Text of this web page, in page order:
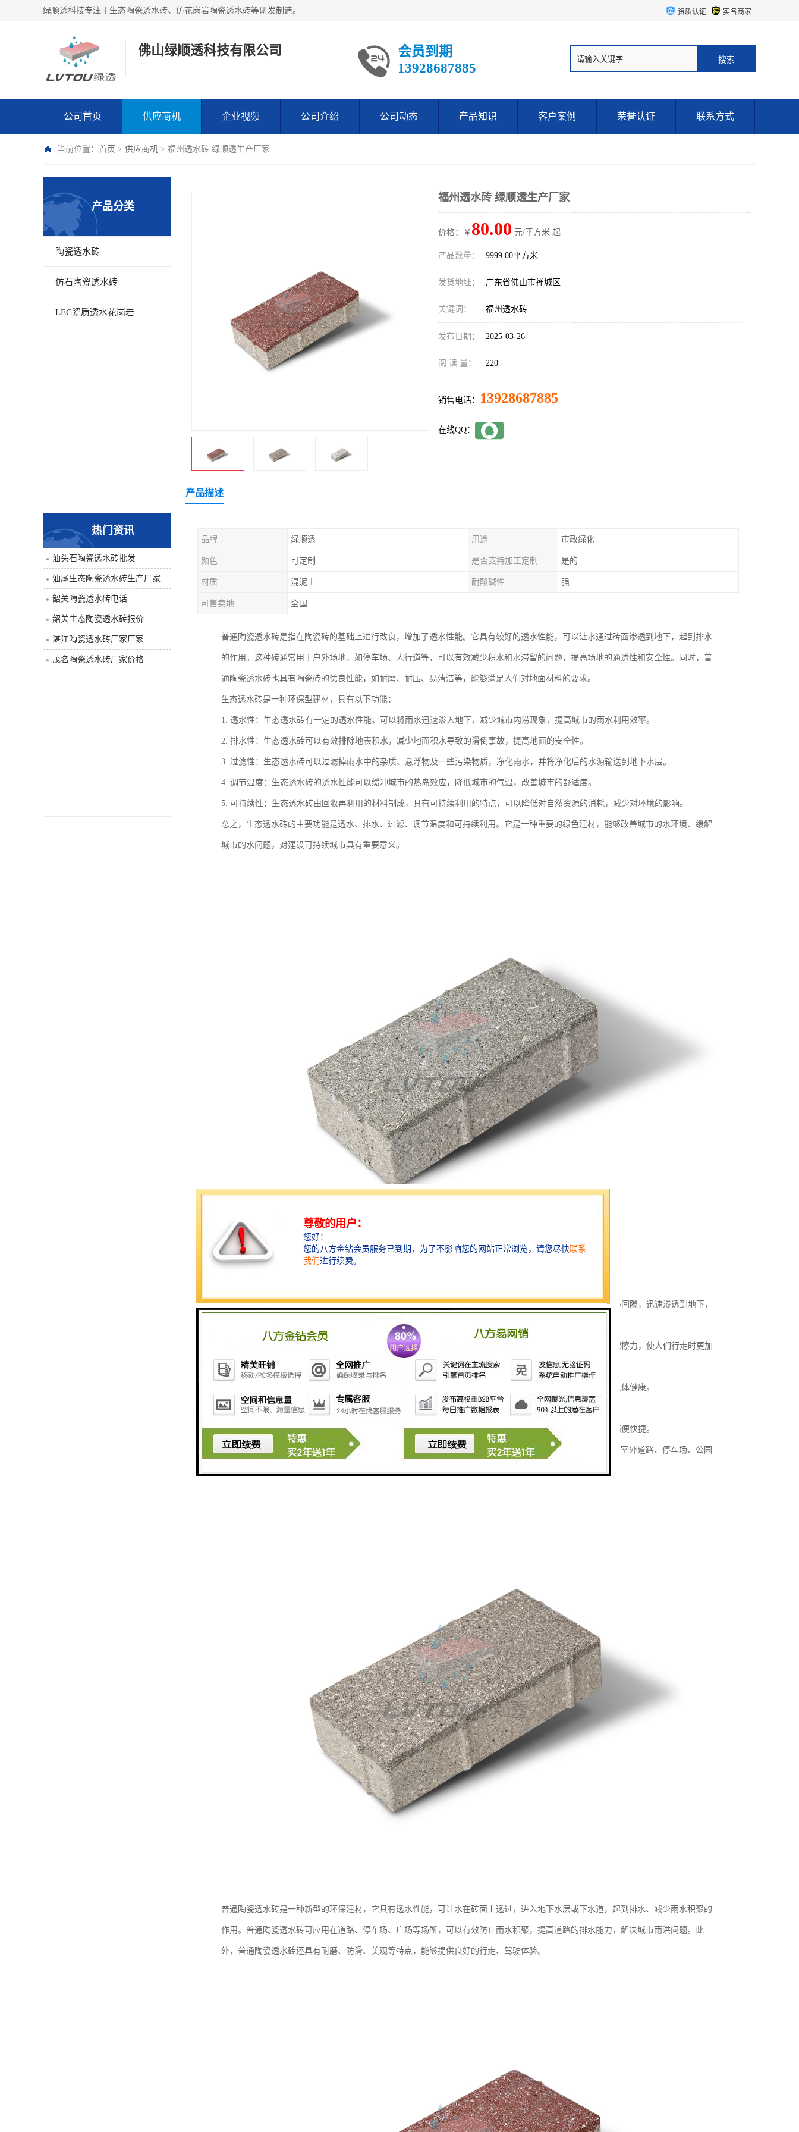
绿顺透科技专注于生态陶瓷透水砖、仿花岗岩陶瓷透水砖等研发制造。 资质认证 实名商家
佛山绿顺透科技有限公司
会员到期
13928687885
公司首页 供应商机 企业视频 公司介绍 公司动态 产品知识 客户案例 荣誉认证 联系方式
当前位置： 首页 > 供应商机 > 福州透水砖 绿顺透生产厂家
产品分类
陶瓷透水砖
仿石陶瓷透水砖
LEC瓷质透水花岗岩
热门资讯
汕头石陶瓷透水砖批发
汕尾生态陶瓷透水砖生产厂家
韶关陶瓷透水砖电话
韶关生态陶瓷透水砖报价
湛江陶瓷透水砖厂家厂家
茂名陶瓷透水砖厂家价格
福州透水砖 绿顺透生产厂家
价格：￥ 80.00 元/平方米 起
产品数量： 9999.00平方米
发货地址： 广东省佛山市禅城区
关键词： 福州透水砖
发布日期： 2025-03-26
阅 读 量： 220
销售电话： 13928687885
在线QQ：
产品描述
品牌 绿顺透 用途 市政绿化
颜色 可定制 是否支持加工定制 是的
材质 混泥土 耐酸碱性 强
可售卖地 全国
普通陶瓷透水砖是指在陶瓷砖的基础上进行改良，增加了透水性能。它具有较好的透水性能，可以让水通过砖面渗透到地下，起到排水
的作用。这种砖通常用于户外场地，如停车场、人行道等，可以有效减少积水和水滞留的问题，提高场地的通透性和安全性。同时，普
通陶瓷透水砖也具有陶瓷砖的优良性能，如耐磨、耐压、易清洁等，能够满足人们对地面材料的要求。
生态透水砖是一种环保型建材，具有以下功能：
1. 透水性：生态透水砖有一定的透水性能，可以将雨水迅速渗入地下，减少城市内涝现象，提高城市的雨水利用效率。
2. 排水性：生态透水砖可以有效排除地表积水，减少地面积水导致的滑倒事故，提高地面的安全性。
3. 过滤性：生态透水砖可以过滤掉雨水中的杂质、悬浮物及一些污染物质，净化雨水，并将净化后的水源输送到地下水层。
4. 调节温度：生态透水砖的透水性能可以缓冲城市的热岛效应，降低城市的气温，改善城市的舒适度。
5. 可持续性：生态透水砖由回收再利用的材料制成，具有可持续利用的特点，可以降低对自然资源的消耗，减少对环境的影响。
总之，生态透水砖的主要功能是透水、排水、过滤、调节温度和可持续利用。它是一种重要的绿色建材，能够改善城市的水环境、缓解
城市的水问题，对建设可持续城市具有重要意义。
1. 透水性能：普通陶瓷透水砖经过特殊的设计和加工，具有良好的透水性能。它可以让水通过砖体内部的微小间隙，迅速渗透到地下，
2. 防滑功能：普通陶瓷透水砖在表面纹理的设计上，通常采用凹凸的形式，增加了接触面积，提高了地面的摩擦力，使人们行走时更加
稳定，减少滑倒的危险。
3. 环康：普通陶瓷透水砖一般采用陶瓷材料制成，不含有有害的化学物质，无。使用这种砖材铺设地面，对人体健康。
4. 耐磨性好：普通陶瓷透水砖经过高温烧制，具有较强的硬度和耐磨性，能够长时间使用而不容易磨损。
5. 施工方便：普通陶瓷透水砖的施工方式与普通瓷砖类似，可以使用普通的铺贴工具和材料进行施工，安装简便快捷。
总的来说，普通陶瓷透水砖具有透水性能、防滑功能、环康、耐磨性好和施工方便等特点，适用于公共场所、室外道路、停车场、公园
等需要排水和防滑的场所。
普通陶瓷透水砖是一种新型的环保建材，它具有透水性能，可让水在砖面上透过，进入地下水层或下水道，起到排水、减少雨水积聚的
作用。普通陶瓷透水砖可应用在道路、停车场、广场等场所，可以有效防止雨水积聚，提高道路的排水能力，解决城市雨洪问题。此
外，普通陶瓷透水砖还具有耐磨、防滑、美观等特点，能够提供良好的行走、驾驶体验。